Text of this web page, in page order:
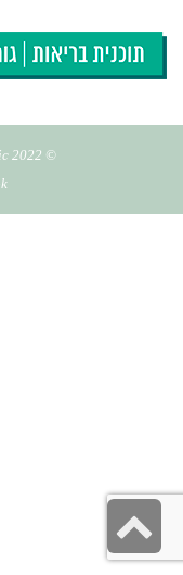
© All rights reserved GreenClinic 2022
לראש